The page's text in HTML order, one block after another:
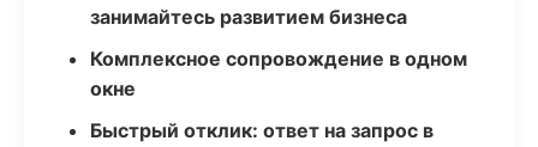
занимайтесь развитием бизнеса
Комплексное сопровождение в одном
окне
Быстрый отклик: ответ на запрос в